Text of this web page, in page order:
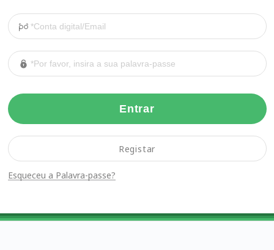
Entrar
Esqueceu a Palavra-passe?
Registar